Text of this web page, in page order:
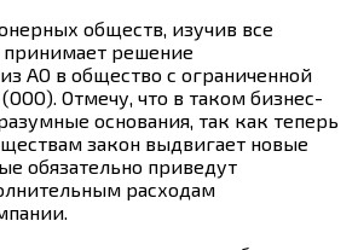
обществ, изучив все
принимает решение
АО в общество с ограниченной
Отмечу, что в таком бизнес-
основания, так как теперь
закон выдвигает новые
обязательно приведут
расходам